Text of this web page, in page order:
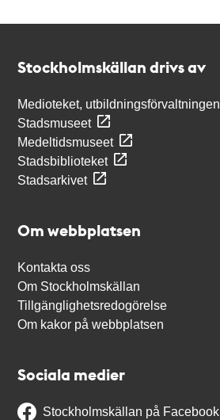
Stockholmskällan drivs av
Medioteket, utbildningsförvaltningen
Stadsmuseet
Medeltidsmuseet
Stadsbiblioteket
Stadsarkivet
Om webbplatsen
Kontakta oss
Om Stockholmskällan
Tillgänglighetsredogörelse
Om kakor på webbplatsen
Sociala medier
Stockholmskällan på Facebook